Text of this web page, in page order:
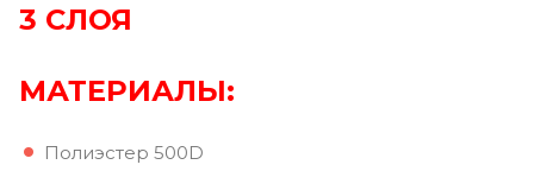
3 СЛОЯ
МАТЕРИАЛЫ:
Полиэстер 500D